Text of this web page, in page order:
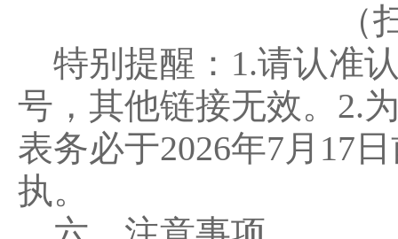
（
特别提醒：1.请认准
号，其他链接无效。2.
表务必于2026年7月17
执。